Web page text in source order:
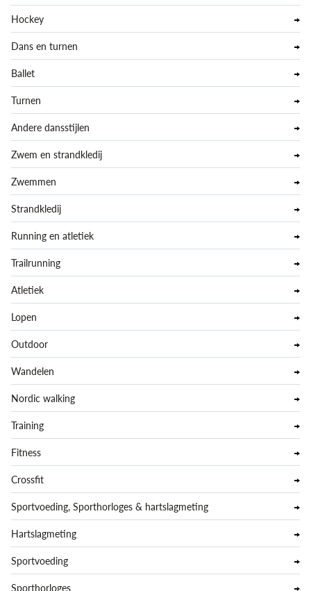
Hockey
Dans en turnen
Ballet
Turnen
Andere dansstijlen
Zwem en strandkledij
Zwemmen
Strandkledij
Running en atletiek
Trailrunning
Atletiek
Lopen
Outdoor
Wandelen
Nordic walking
Training
Fitness
Crossfit
Sportvoeding, Sporthorloges & hartslagmeting
Hartslagmeting
Sportvoeding
Sporthorloges